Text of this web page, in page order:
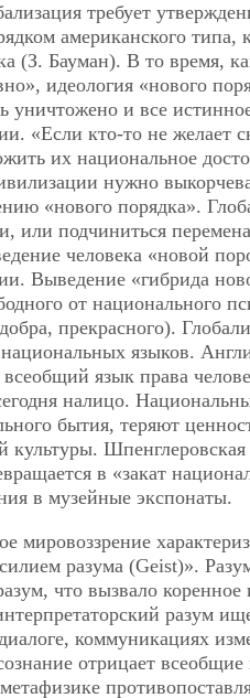
требует
американского
(З. Бауман). В то время,
идеология «нового
уничтожено и все
«Если кто-то не желает
их национальное
нужно
«нового порядка».
или подчиниться
человека «новой
Выведение «гибрида
от национального
прекрасного).
языков.
язык права
налицо.
бытия, теряют
культуры.
в «закат
в музейные экспонаты.
мировоззрение
разума (Geist)».
что вызвало
разум
коммуникациях
отрицает